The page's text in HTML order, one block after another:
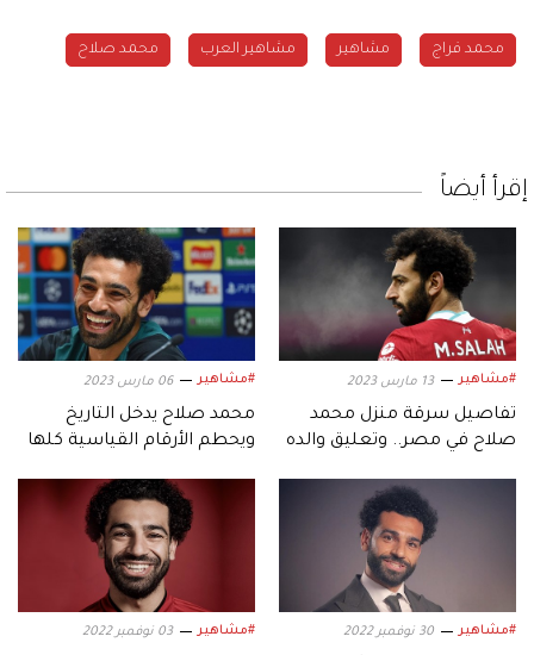
محمد فراج مشاهير مشاهير العرب محمد صلاح
إقرأ أيضاً
#مشاهير 13 مارس 2023
تفاصيل سرقة منزل محمد
صلاح في مصر.. وتعليق والده
#مشاهير 06 مارس 2023
محمد صلاح يدخل التاريخ
ويحطم الأرقام القياسية كلها
#مشاهير 30 نوفمبر 2022 #مشاهير 03 نوفمبر 2022